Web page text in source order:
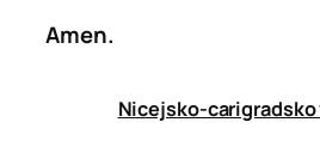
Amen.
Nicejsko-